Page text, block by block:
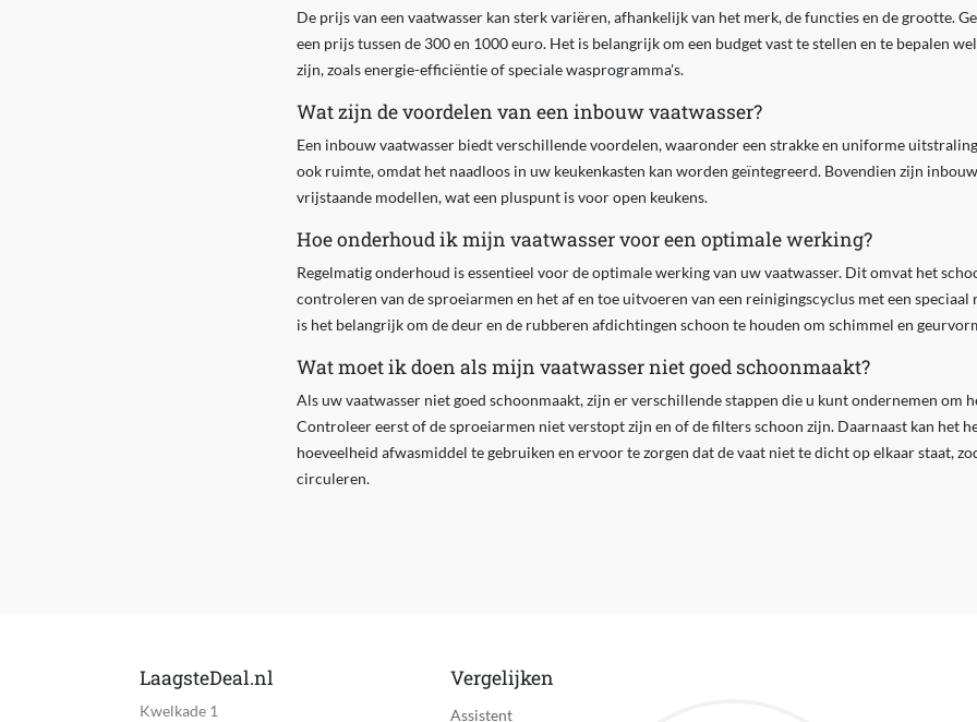
De prijs van een vaatwasser kan sterk variëren, afhankelijk van het merk, de functies en de grootte.
een prijs tussen de 300 en 1000 euro. Het is belangrijk om een budget vast te stellen en te bepalen
zijn, zoals energie-efficiëntie of speciale wasprogramma's.
Wat zijn de voordelen van een inbouw vaatwasser?
Een inbouw vaatwasser biedt verschillende voordelen, waaronder een strakke en uniforme
ook ruimte, omdat het naadloos in uw keukenkasten kan worden geïntegreerd. Bovendien zijn
vrijstaande modellen, wat een pluspunt is voor open keukens.
Hoe onderhoud ik mijn vaatwasser voor een optimale werking?
Regelmatig onderhoud is essentieel voor de optimale werking van uw vaatwasser. Dit omvat het
controleren van de sproeiarmen en het af en toe uitvoeren van een reinigingscyclus met een
is het belangrijk om de deur en de rubberen afdichtingen schoon te houden om schimmel en
Wat moet ik doen als mijn vaatwasser niet goed schoonmaakt?
Als uw vaatwasser niet goed schoonmaakt, zijn er verschillende stappen die u kunt ondernemen om
Controleer eerst of de sproeiarmen niet verstopt zijn en of de filters schoon zijn. Daarnaast kan het
hoeveelheid afwasmiddel te gebruiken en ervoor te zorgen dat de vaat niet te dicht op elkaar staat,
circuleren.
LaagsteDeal.nl
Kwelkade 1
Vergelijken
Assistent